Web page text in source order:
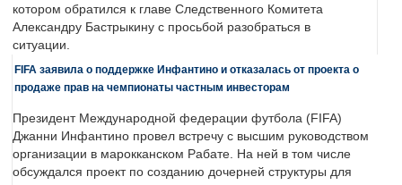
котором обратился к главе Следственного Комитета
Александру Бастрыкину с просьбой разобраться в
ситуации.
FIFA заявила о поддержке Инфантино и отказалась от проекта о
продаже прав на чемпионаты частным инвесторам
Президент Международной федерации футбола (FIFA)
Джанни Инфантино провел встречу с высшим руководством
организации в марокканском Рабате. На ней в том числе
обсуждался проект по созданию дочерней структуры для